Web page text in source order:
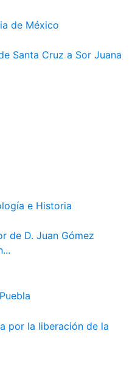
de México
Santa Cruz a Sor Juana
e Historia
de D. Juan Gómez
por la liberación de la